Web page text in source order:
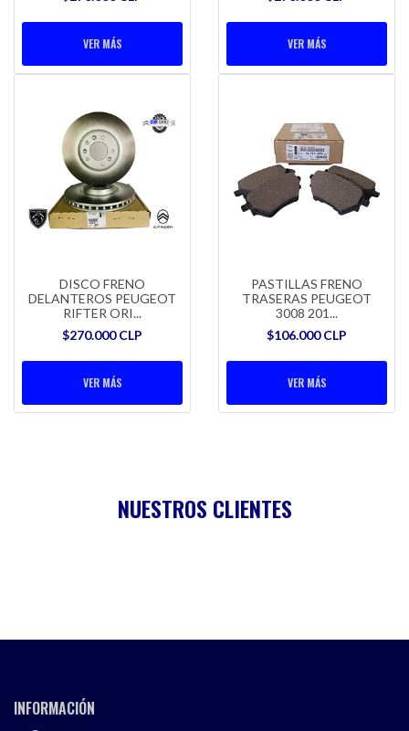
VER MÁS VER MÁS
DISCO FRENO
DELANTEROS PEUGEOT
RIFTER ORI...
$270.000 CLP
VER MÁS
PASTILLAS FRENO
TRASERAS PEUGEOT
3008 201...
$106.000 CLP
VER MÁS
NUESTROS CLIENTES
INFORMACIÓN